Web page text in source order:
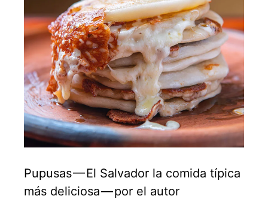
Pupusas — El Salvador la comida típica
más deliciosa — por el autor